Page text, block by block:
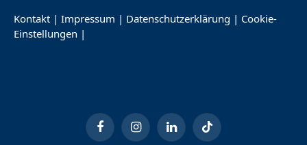
Kontakt | Impressum | Datenschutzerklärung | Cookie-
Einstellungen |
FacebookInstagramLinkedInTikTok